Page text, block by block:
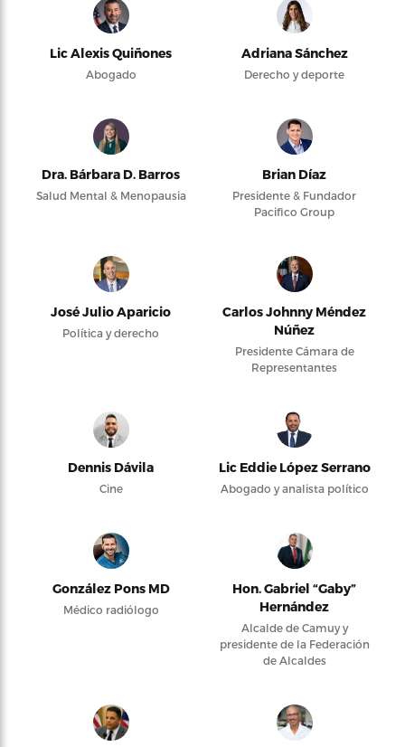
Lic Alexis Quiñones
Abogado
Adriana Sánchez
Derecho y deporte
Dra. Bárbara D. Barros
Salud Mental & Menopausia
Brian Díaz
Presidente & Fundador
Pacifico Group
José Julio Aparicio
Política y derecho
Carlos Johnny Méndez
Núñez
Presidente Cámara de
Representantes
Dennis Dávila
Cine
Lic Eddie López Serrano
Abogado y analista político
González Pons MD
Médico radiólogo
Hon. Gabriel “Gaby”
Hernández
Alcalde de Camuy y
presidente de la Federación
de Alcaldes